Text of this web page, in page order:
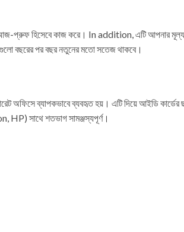
প্রুফ হিসেবে কাজ করে। In addition, এটি আপনার
বছরের পর বছর নতুনের মতো সতেজ থাকবে।
অফিসে ব্যাপকভাবে ব্যবহৃত হয়। এটি দিয়ে আইডি
HP) সাথে শতভাগ সামঞ্জস্যপূর্ণ।